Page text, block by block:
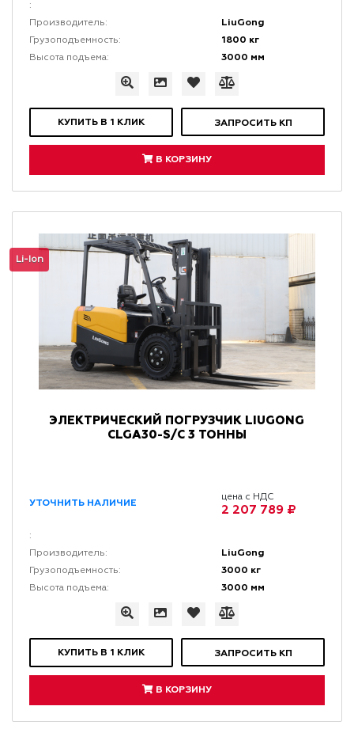
:
Производитель:
LiuGong
Грузоподъемность: 1800 кг
Высота подъема: 3000 мм
КУПИТЬ В 1 КЛИК ЗАПРОСИТЬ КП
В КОРЗИНУ
Li-Ion
ЭЛЕКТРИЧЕСКИЙ ПОГРУЗЧИК LIUGONG
CLGA30-S/C 3 ТОННЫ
УТОЧНИТЬ НАЛИЧИЕ
цена с НДС
2 207 789 ₽
:
Производитель:
LiuGong
Грузоподъемность: 3000 кг
Высота подъема: 3000 мм
КУПИТЬ В 1 КЛИК ЗАПРОСИТЬ КП
В КОРЗИНУ